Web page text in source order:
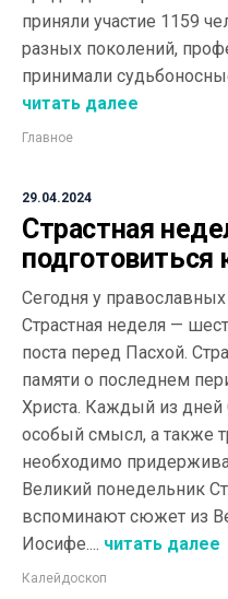
приняли участие 1159
разных поколений,
принимали
читать далее
Главное
29.04.2024
Страстная
подготовиться
Сегодня у
Страстная неделя —
поста перед Пасхой.
памяти о последнем
Христа. Каждый из дней
особый смысл, а также
необходимо
Великий понедельник
вспоминают сюжет из
Иосифе.... читать далее
Калейдоскоп